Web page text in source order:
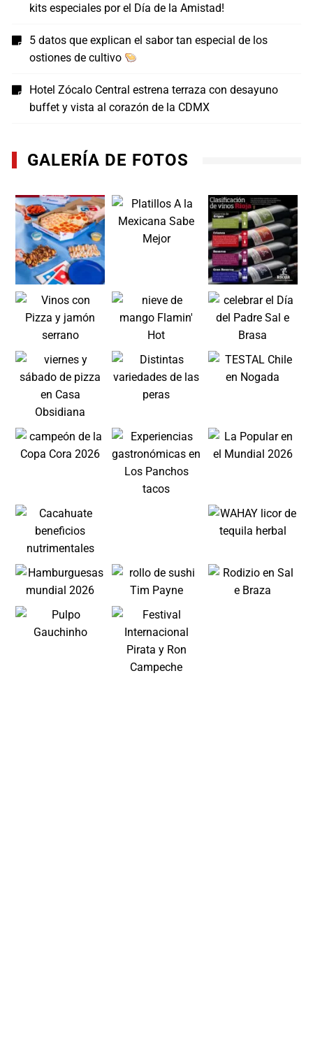
kits especiales por el Día de la Amistad!
5 datos que explican el sabor tan especial de los
ostiones de cultivo
Hotel Zócalo Central estrena terraza con desayuno
buffet y vista al corazón de la CDMX
GALERÍA DE FOTOS